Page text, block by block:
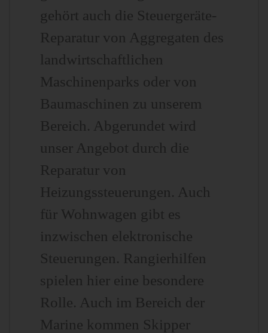
gehört auch die Steuergeräte-
Reparatur von Aggregaten des
landwirtschaftlichen
Maschinenparks oder von
Baumaschinen zu unserem
Bereich. Abgerundet wird
unser Angebot durch die
Reparatur von
Heizungssteuerungen. Auch
für Wohnwagen gibt es
inzwischen elektronische
Steuerungen. Rangierhilfen
spielen hier eine besondere
Rolle. Auch im Bereich der
Marine kommen Skipper